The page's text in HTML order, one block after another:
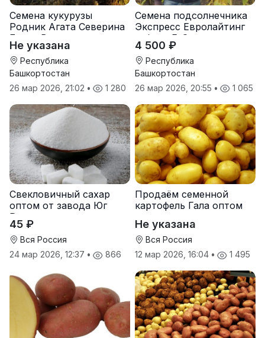
Семена кукурузы
Родник Агата Северина
Берта Вилора
Прохладненский Дарина
Росс Машук Катерина
Не указана
Республика
Башкортостан
26 мар 2026, 21:02 • 1 280
Семена подсолнечника
Экспресс Евролайтинг
гибрид F-G+
4 500 ₽
Республика
Башкортостан
26 мар 2026, 20:55 • 1 065
Свекловичный сахар
оптом от завода Юг
Руси
45 ₽
Вся Россия
24 мар 2026, 12:37 • 866
Продаём семенной
картофель Гала оптом
Не указана
Вся Россия
12 мар 2026, 16:04 • 1 495